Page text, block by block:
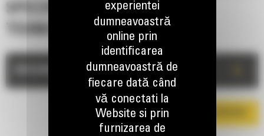
SPECIFICATII
TEHNICE
experientei
dumneavoastră
online prin
identificarea
dumneavoastră de
fiecare dată când
vă conectati la
Website si prin
furnizarea de